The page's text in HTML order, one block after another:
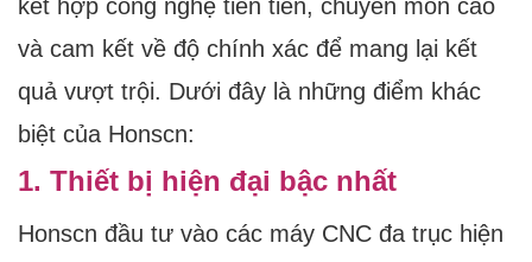
kết hợp công nghệ tiên tiến, chuyên môn cao
và cam kết về độ chính xác để mang lại kết
quả vượt trội. Dưới đây là những điểm khác
biệt của Honscn:
1. Thiết bị hiện đại bậc nhất
Honscn đầu tư vào các máy CNC đa trục hiện